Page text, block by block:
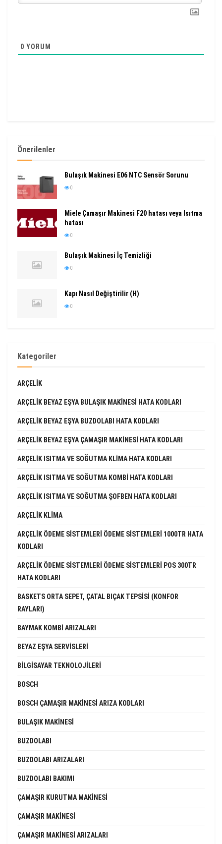
0 YORUM
Önerilenler
Bulaşık Makinesi E06 NTC Sensör Sorunu
0
Miele Çamaşır Makinesi F20 hatası veya Isıtma
hatası
0
Bulaşık Makinesi İç Temizliği
0
Kapı Nasıl Değiştirilir (H)
0
Kategoriler
ARÇELIK
ARÇELIK BEYAZ EŞYA BULAŞIK MAKINESI HATA KODLARI
ARÇELIK BEYAZ EŞYA BUZDOLABI HATA KODLARI
ARÇELIK BEYAZ EŞYA ÇAMAŞIR MAKINESI HATA KODLARI
ARÇELIK ISITMA VE SOĞUTMA KLIMA HATA KODLARI
ARÇELIK ISITMA VE SOĞUTMA KOMBI HATA KODLARI
ARÇELIK ISITMA VE SOĞUTMA ŞOFBEN HATA KODLARI
ARÇELIK KLIMA
ARÇELIK ÖDEME SISTEMLERI ÖDEME SISTEMLERI 1000TR HATA
KODLARI
ARÇELIK ÖDEME SISTEMLERI ÖDEME SISTEMLERI POS 300TR
HATA KODLARI
BASKETS ORTA SEPET, ÇATAL BIÇAK TEPSISI (KONFOR
RAYLARI)
BAYMAK KOMBI ARIZALARI
BEYAZ EŞYA SERVISLERI
BILGISAYAR TEKNOLOJILERI
BOSCH
BOSCH ÇAMAŞIR MAKINESI ARIZA KODLARI
BULAŞIK MAKINESI
BUZDOLABI
BUZDOLABI ARIZALARI
BUZDOLABI BAKIMI
ÇAMAŞIR KURUTMA MAKINESI
ÇAMAŞIR MAKINESI
ÇAMAŞIR MAKINESI ARIZALARI